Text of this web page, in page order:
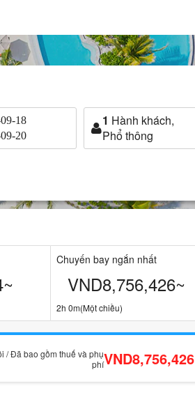
18
20
1 Hành khách,
Phổ thông
Chuyến bay ngắn nhất
VND8,756,426~
2h 0m(Một chiều)
/ Đã bao gồm thuế và phụ
phíVND8,756,426